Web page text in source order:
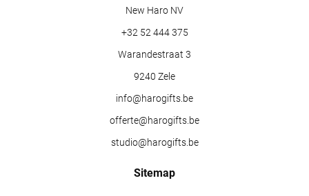
New Haro NV
+32 52 444 375
Warandestraat 3
9240 Zele
info@harogifts.be
offerte@harogifts.be
studio@harogifts.be
Sitemap